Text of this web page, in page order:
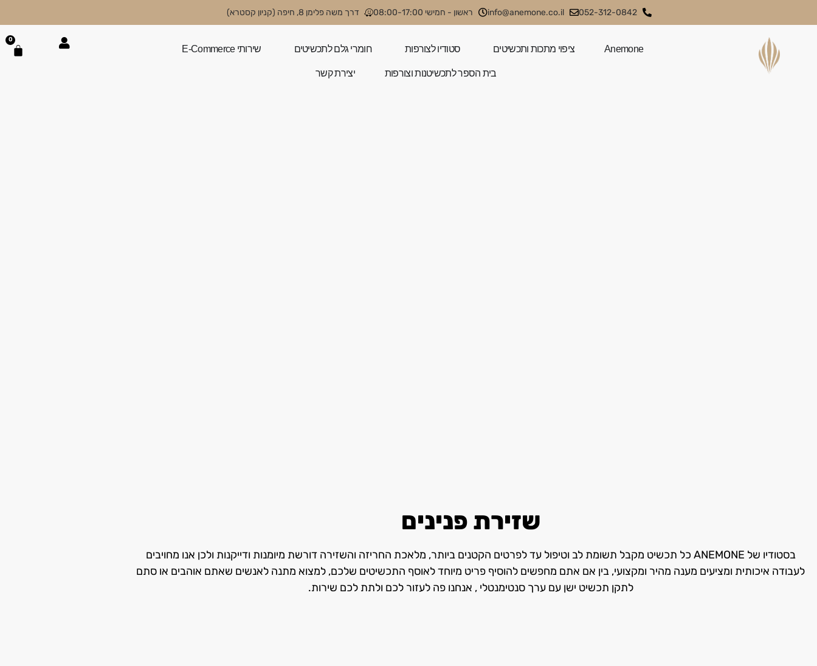
052-312-0842
info@anemone.co.il ראשון - חמישי 08:00-17:00 דרך משה פלימן 8, חיפה (קניון קסטרא)
Anemone ציפוי מתכות ותכשיטים סטודיו לצורפות חומרי גלם לתכשיטים שירותי E-Commerce
בית הספר לתכשיטנות וצורפות יצירת קשר
0
שזירת פנינים
בסטודיו של ANEMONE כל תכשיט מקבל תשומת לב וטיפול עד לפרטים הקטנים ביותר, מלאכת החריזה והשזירה דורשת מיומנות ודייקנות ולכן אנו מחויבים
לעבודה איכותית ומציעים מענה מהיר ומקצועי, בין אם אתם מחפשים להוסיף פריט מיוחד לאוסף התכשיטים שלכם, למצוא מתנה לאנשים שאתם אוהבים או סתם
לתקן תכשיט ישן עם ערך סנטימנטלי , אנחנו פה לעזור לכם ולתת לכם שירות.